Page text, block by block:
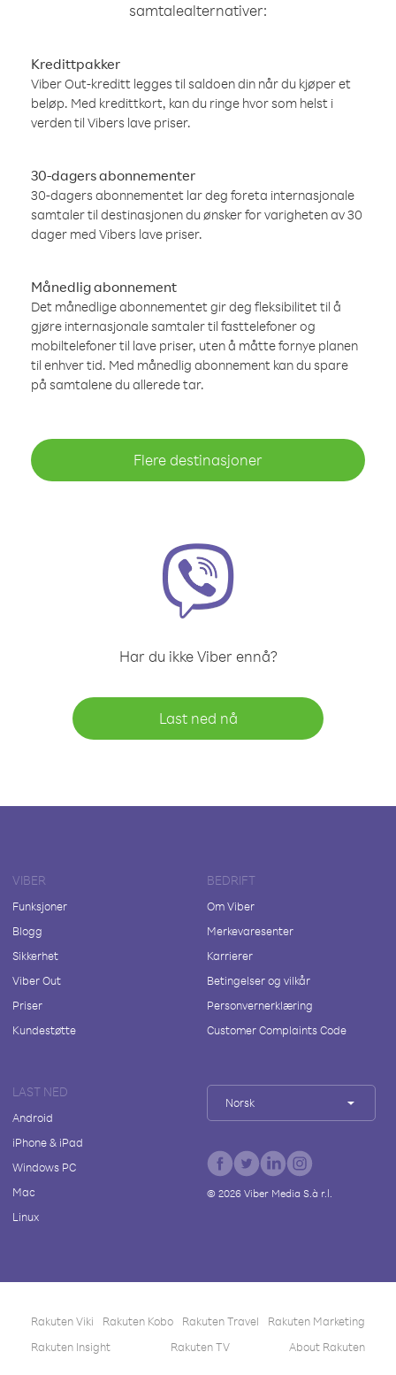
samtalealternativer:
Kredittpakker
Viber Out-kreditt legges til saldoen din når du kjøper et
beløp. Med kredittkort, kan du ringe hvor som helst i
verden til Vibers lave priser.
30-dagers abonnementer
30-dagers abonnementet lar deg foreta internasjonale
samtaler til destinasjonen du ønsker for varigheten av 30
dager med Vibers lave priser.
Månedlig abonnement
Det månedlige abonnementet gir deg fleksibilitet til å
gjøre internasjonale samtaler til fasttelefoner og
mobiltelefoner til lave priser, uten å måtte fornye planen
til enhver tid. Med månedlig abonnement kan du spare
på samtalene du allerede tar.
Flere destinasjoner
Har du ikke Viber ennå?
Last ned nå
VIBER
Funksjoner
Blogg
Sikkerhet
Viber Out
Priser
Kundestøtte
BEDRIFT
Om Viber
Merkevaresenter
Karrierer
Betingelser og vilkår
Personvernerklæring
Customer Complaints Code
LAST NED
Android
iPhone & iPad
Windows PC
Mac
Linux
Norsk
© 2026Viber Media S.à r.l.
Rakuten Viki Rakuten Kobo Rakuten Travel
Rakuten Marketing
Rakuten Insight
Rakuten TV About Rakuten